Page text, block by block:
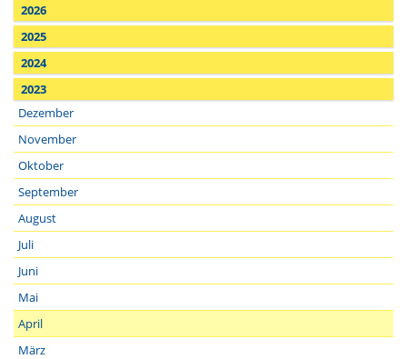
2026
2025
2024
2023
Dezember
November
Oktober
September
August
Juli
Juni
Mai
April
März